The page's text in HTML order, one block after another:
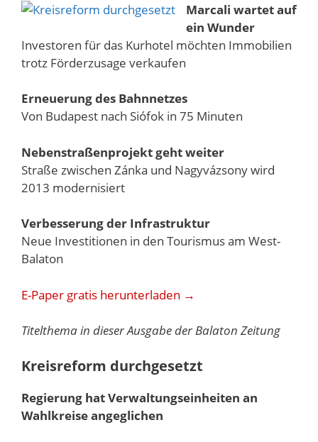
Marcali wartet auf
ein Wunder
Investoren für das Kurhotel möchten Immobilien
trotz Förderzusage verkaufen
Erneuerung des Bahnnetzes
Von Budapest nach Siófok in 75 Minuten
Nebenstraßenprojekt geht weiter
Straße zwischen Zánka und Nagyvázsony wird
2013 modernisiert
Verbesserung der Infrastruktur
Neue Investitionen in den Tourismus am West-
Balaton
E-Paper gratis herunterladen →
Titelthema in dieser Ausgabe der Balaton Zeitung
Kreisreform durchgesetzt
Regierung hat Verwaltungseinheiten an
Wahlkreise angeglichen